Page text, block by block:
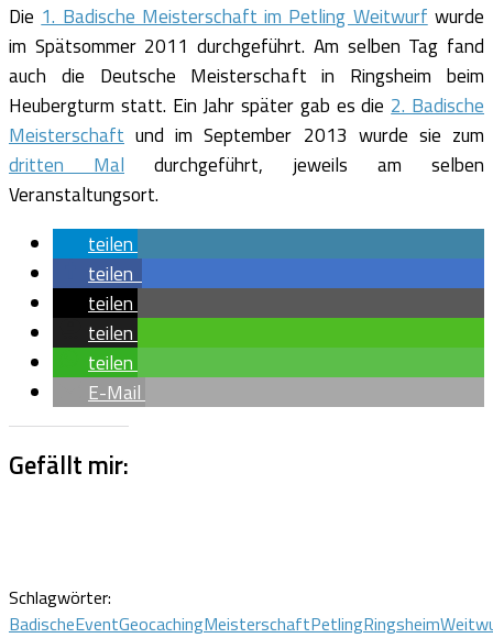
Die 1. Badische Meisterschaft im Petling Weitwurf wurde
im Spätsommer 2011 durchgeführt. Am selben Tag fand
auch die Deutsche Meisterschaft in Ringsheim beim
Heubergturm statt. Ein Jahr später gab es die 2. Badische
Meisterschaft und im September 2013 wurde sie zum
dritten Mal durchgeführt, jeweils am selben
Veranstaltungsort.
teilen
teilen
teilen
teilen
teilen
E-Mail
Gefällt mir:
Schlagwörter:
BadischeEventGeocachingMeisterschaftPetlingRingsheim